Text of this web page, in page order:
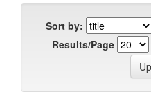
Sort by:
Results/Page